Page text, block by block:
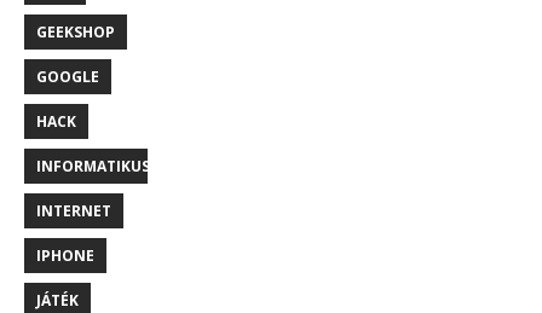
GEEKSHOP
GOOGLE
HACK
INFORMATIKUS
INTERNET
IPHONE
JÁTÉK